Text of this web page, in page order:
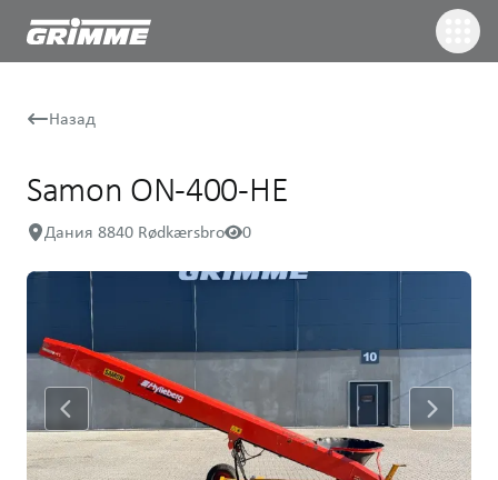
Назад
Samon ON-400-HE
Дания 8840 Rødkærsbro 0